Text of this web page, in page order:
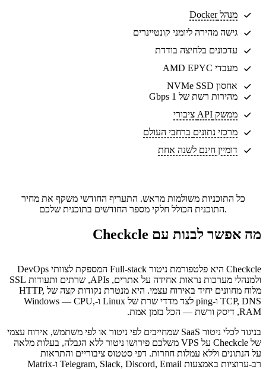
מנהל Docker
גישה מהירה ליומני קונטיינרים
עדכונים בלחיצה בודדת
מעבדי AMD EPYC
אחסון NVMe SSD
מהירות רשת של 1 Gbps
ממשק API ציבורי
מרכזי נתונים ברחבי העולם
דומיין חינם לשנה אחת
כל התוכניות משולמות מראש. התעריף החודשי משקף את מחיר
התוכנית הכולל חלקי מספר החודשים בתוכנית שלכם.
מה אפשר לבנות עם Checkcle
Checkcle היא פלטפורמת ניטור Full-stack המספקת לצוותי DevOps
ולמנהלי מערכות נראות אחידה על אתרים, APIs, שרתים ותעודות SSL
מלוח מחוונים יחיד באירוח עצמי. היא מנטרת נקודות קצה של HTTP,
TCP, DNS ו-ping לצד מדדי שרת של Linux ו-Windows — CPU,
RAM, דיסק ורשת — הכל בזמן אמת.
בניגוד לכלי ניטור SaaS שמחייבים לפי ניטור או לפי משתמש, אירוח עצמי
של Checkcle על VPS משלכם פירושו ניטור ללא הגבלה, בעלות מלאה
על הנתונים וללא עמלות חוזרות. דפי סטטוס ציבוריים והתראות
רב-ערוציות באמצעות Telegram, Slack, Discord, Email ו-Matrix